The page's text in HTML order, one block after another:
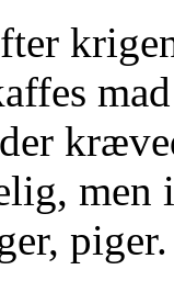
men
piger.